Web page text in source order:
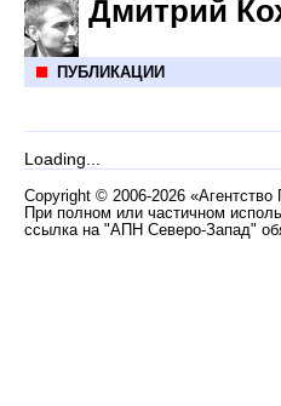
Дмитрий
ПУБЛИКАЦИИ
Loading...
Copyright © 2006-2026
При полном или частичном
ссылка на "АПН Северо-Запад"